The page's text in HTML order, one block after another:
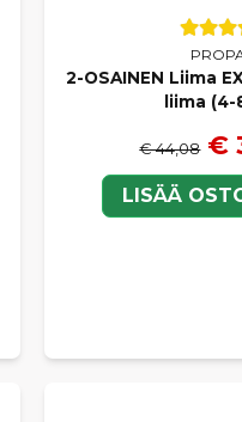
2-OSAINEN Liima
liima (4-
€ 44,08 €
LISÄÄ